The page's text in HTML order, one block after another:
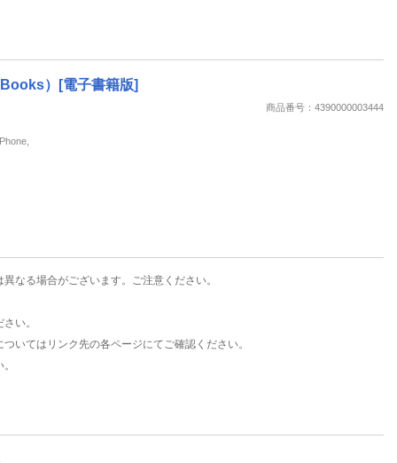
推し楽
）[電子書籍版]
商品番号：4390000003444
なる場合がございます。ご注意ください。
い。
いてはリンク先の各ページにてご確認ください。